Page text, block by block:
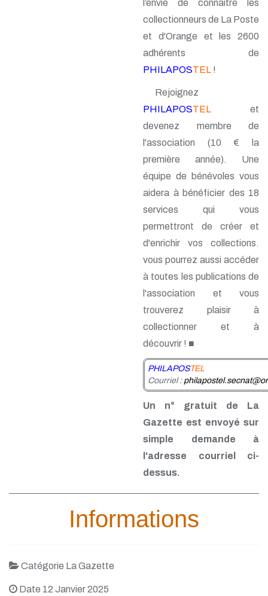
l’envie de connaitre les
collectionneurs de La Poste
et d'Orange et les 2600
adhérents de
PHILAPOSTEL !
Rejoignez
PHILAPOSTEL et
devenez membre de
l'association (10 € la
première année). Une
équipe de bénévoles vous
aidera à bénéficier des 18
services qui vous
permettront de créer et
d'enrichir vos collections.
vous pourrez aussi accéder
à toutes les publications de
l'association et vous
trouverez plaisir à
collectionner et à
découvrir ! ■
PHILAPOSTEL
Courriel :
Un n° gratuit de La
Gazette est envoyé sur
simple demande à
l'adresse courriel ci-
dessus.
Informations
Catégorie La Gazette
Date 12 Janvier 2025